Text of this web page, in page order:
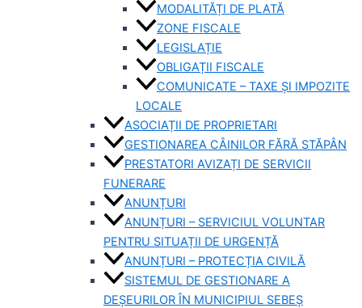
MODALITĂȚI DE PLATĂ
ZONE FISCALE
LEGISLAȚIE
OBLIGAȚII FISCALE
COMUNICATE – TAXE ȘI IMPOZITE
LOCALE
ASOCIAȚII DE PROPRIETARI
GESTIONAREA CÂINILOR FĂRĂ STĂPÂN
PRESTATORI AVIZAȚI DE SERVICII
FUNERARE
ANUNȚURI
ANUNȚURI – SERVICIUL VOLUNTAR
PENTRU SITUAȚII DE URGENȚĂ
ANUNȚURI – PROTECȚIA CIVILĂ
SISTEMUL DE GESTIONARE A
DEȘEURILOR ÎN MUNICIPIUL SEBEȘ